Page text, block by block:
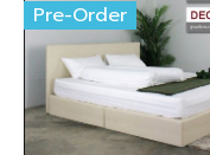
Pre-Order